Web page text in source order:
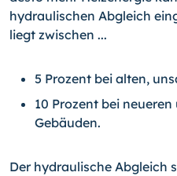
hydraulischen Abgleich
liegt zwischen ...
5 Prozent bei alten,
10 Prozent bei
Gebäuden.
Der hydraulische Abgleich